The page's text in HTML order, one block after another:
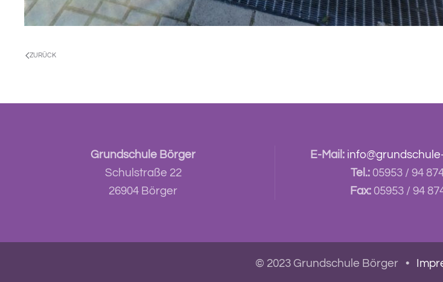
ZURÜCK
Grundschule Börger
Schulstraße 22
26904 Börger
E-Mail:
Tel.: 05953 / 94
Fax: 05953 / 94
© 2023 Grundschule Börger •